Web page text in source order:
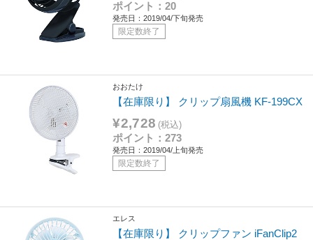
ポイント：20
発売日：2019/04/下旬発売
限定数終了
おおたけ
【在庫限り】 クリップ扇風機 KF-199CX
¥2,728 (税込)
ポイント：273
発売日：2019/04/上旬発売
限定数終了
エレス
【在庫限り】 クリップファン iFanClip2